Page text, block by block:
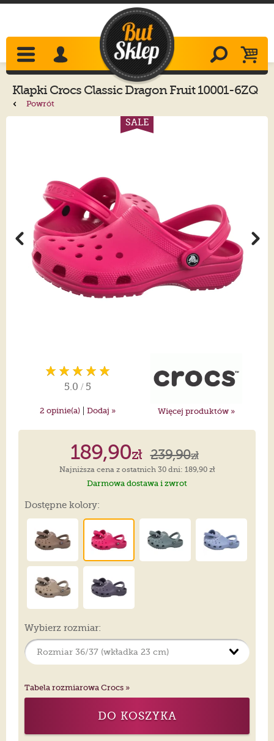
Klapki Crocs Classic Dragon Fruit 10001-6ZQ
Powrót
SALE
5.0 / 5
2 opinie(a) | Dodaj » Więcej produktów »
189,90zł 239,90zł
Najniższa cena z ostatnich 30 dni: 189,90 zł
Darmowa dostawa i zwrot
Dostępne kolory:
Wybierz rozmiar:
Tabela rozmiarowa Crocs »
DO KOSZYKA